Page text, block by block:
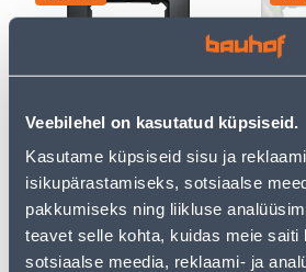
Veebilehel on kasutatud küpsiseid.
Kasutame küpsiseid sisu ja
isikupärastamiseks, sotsiaalse
pakkumiseks ning liikluse
teavet selle kohta, kuidas meie saiti
sotsiaalse meedia, reklaami- ja
RAAM 1-NE SCHNEIDER-
ELECTRIC SEDNA DESIGN
ANTRATSIIT
2.39 €
1.43 € / tk
3.46 €
2.08